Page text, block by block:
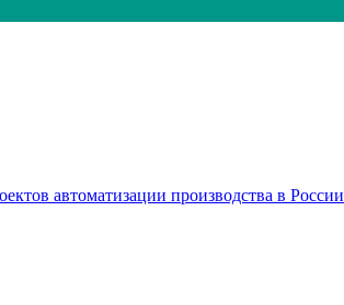
автоматизации производства в России